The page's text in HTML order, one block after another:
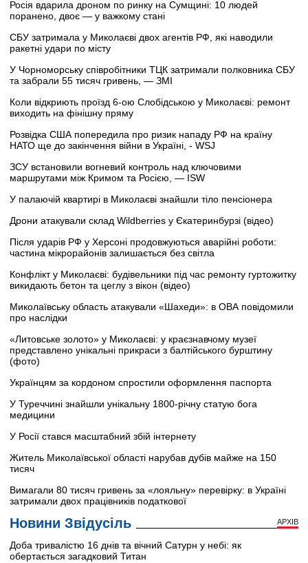
Росія вдарила дроном по ринку на Сумщині: 10 людей
поранено, двоє — у важкому стані
СБУ затримала у Миколаєві двох агентів РФ, які наводили
ракетні удари по місту
У Чорноморську співробітники ТЦК затримали полковника СБУ
та забрали 55 тисяч гривень, — ЗМІ
Коли відкриють проїзд 6-ою Слобідською у Миколаєві: ремонт
виходить на фінішну пряму
Розвідка США попередила про ризик нападу РФ на країну
НАТО ще до закінчення війни в Україні, - WSJ
ЗСУ встановили вогневий контроль над ключовими
маршрутами між Кримом та Росією, — ISW
У палаючій квартирі в Миколаєві знайшли тіло пенсіонера
Дрони атакували склад Wildberries у Єкатеринбурзі (відео)
Після ударів РФ у Херсоні продовжуються аварійні роботи:
частина мікрорайонів залишається без світла
Конфлікт у Миколаєві: будівельники під час ремонту гуртожитку
викидають бетон та цеглу з вікон (відео)
Миколаївську область атакували «Шахеди»: в ОВА повідомили
про наслідки
«Литовське золото» у Миколаєві: у краєзнавчому музеї
представлено унікальні прикраси з балтійського бурштину
(фото)
Українцям за кордоном спростили оформлення паспорта
У Туреччині знайшли унікальну 1800-річну статую бога
медицини
У Росії стався масштабний збій інтернету
Житель Миколаївської області нарубав дубів майже на 150
тисяч
Вимагали 80 тисяч гривень за «лояльну» перевірку: в Україні
затримали двох працівників податкової
Новини Звідусіль АРХІВ
Доба тривалістю 16 днів та вічний Сатурн у небі: як
обертається загадковий Титан